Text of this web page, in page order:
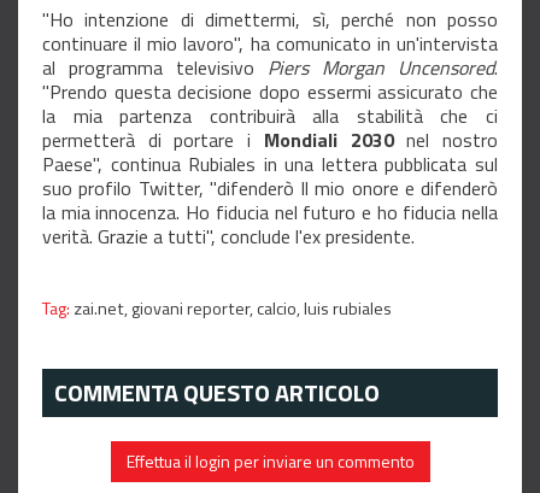
"Ho intenzione di dimettermi, sì, perché non posso
continuare il mio lavoro", ha comunicato in un'intervista
al programma televisivo Piers Morgan Uncensored.
"Prendo questa decisione dopo essermi assicurato che
la mia partenza contribuirà alla stabilità che ci
permetterà di portare i Mondiali 2030nel nostro
Paese", continua Rubiales in una lettera pubblicata sul
suo profilo Twitter, "difenderò Il mio onore e difenderò
la mia innocenza. Ho fiducia nel futuro e ho fiducia nella
verità. Grazie a tutti", conclude l'ex presidente.
Tag: zai.net,giovani reporter,calcio,luis rubiales
COMMENTA QUESTO ARTICOLO
Effettua il login per inviare un commento